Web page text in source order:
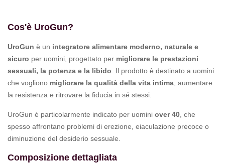
Cos'è UroGun?
UroGun è un integratore alimentare moderno, naturale e
sicuro per uomini, progettato per migliorare le prestazioni
sessuali, la potenza e la libido . Il prodotto è destinato a uomini
che vogliono migliorare la qualità della vita intima , aumentare
la resistenza e ritrovare la fiducia in sé stessi.
UroGun è particolarmente indicato per uomini over 40 , che
spesso affrontano problemi di erezione, eiaculazione precoce o
diminuzione del desiderio sessuale.
Composizione dettagliata